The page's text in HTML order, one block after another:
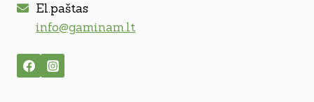
El.paštas
info@gaminam.lt